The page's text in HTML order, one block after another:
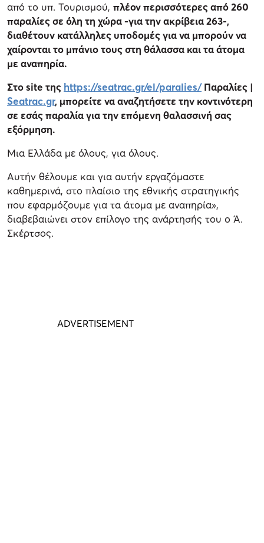
από το υπ. Τουρισμού, πλέον περισσότερες από 260
παραλίες σε όλη τη χώρα -για την ακρίβεια 263-,
διαθέτουν κατάλληλες υποδομές για να μπορούν να
χαίρονται το μπάνιο τους στη θάλασσα και τα άτομα
με αναπηρία.
Στο site της https://seatrac.gr/el/paralies/Παραλίες |
Seatrac.gr, μπορείτε να αναζητήσετε την κοντινότερη
σε εσάς παραλία για την επόμενη θαλασσινή σας
εξόρμηση.
Μια Ελλάδα με όλους, για όλους.
Αυτήν θέλουμε και για αυτήν εργαζόμαστε
καθημερινά, στο πλαίσιο της εθνικής στρατηγικής
που εφαρμόζουμε για τα άτομα με αναπηρία»,
διαβεβαιώνει στον επίλογο της ανάρτησής του ο Ά.
Σκέρτσος.